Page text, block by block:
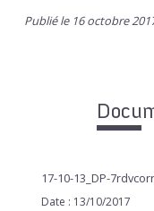
Publié le 16 octobre
17-10-13_DP-
Date : 13/10/2017